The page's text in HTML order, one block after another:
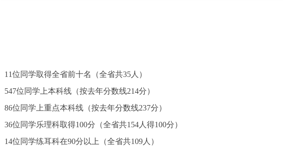
11位同学取得全省前十名（全省共35人）
547位同学上本科线（按去年分数线214分）
86位同学上重点本科线（按去年分数线237分）
36位同学乐理科取得100分（全省共154人得100分）
14位同学练耳科在90分以上（全省共109人）